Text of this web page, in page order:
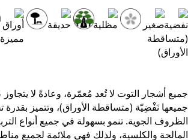
أشجار التوت لا تُعد مُعمّرة، وعادةً لا
نَفْضِيّة (متساقطة الأوراق)، وتتميز بقدرة
الجوية. تنمو بسهولة في جميع أنواع
والكلسية، ولذلك فهي ملائمة لجميع مناطق